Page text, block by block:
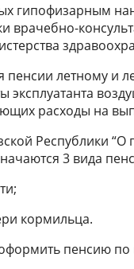
гипофизарным
врачебно-
пенсии летному и
эксплуатанта
расходы на
Республики
3 вида
кормильца.
пенсию по